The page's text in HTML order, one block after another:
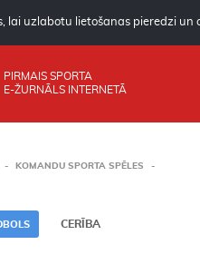
lai uzlabotu lietošanas pieredzi
PIRMAIS SPORTA
E-ŽURNĀLS INTERNETĀ
KOMANDU SPORTA SPĒLES
CERĪBA